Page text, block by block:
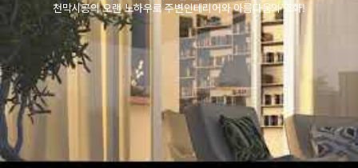
천막시공의 오랜 노하우로 주변인테리어와 아름다움의 조화!